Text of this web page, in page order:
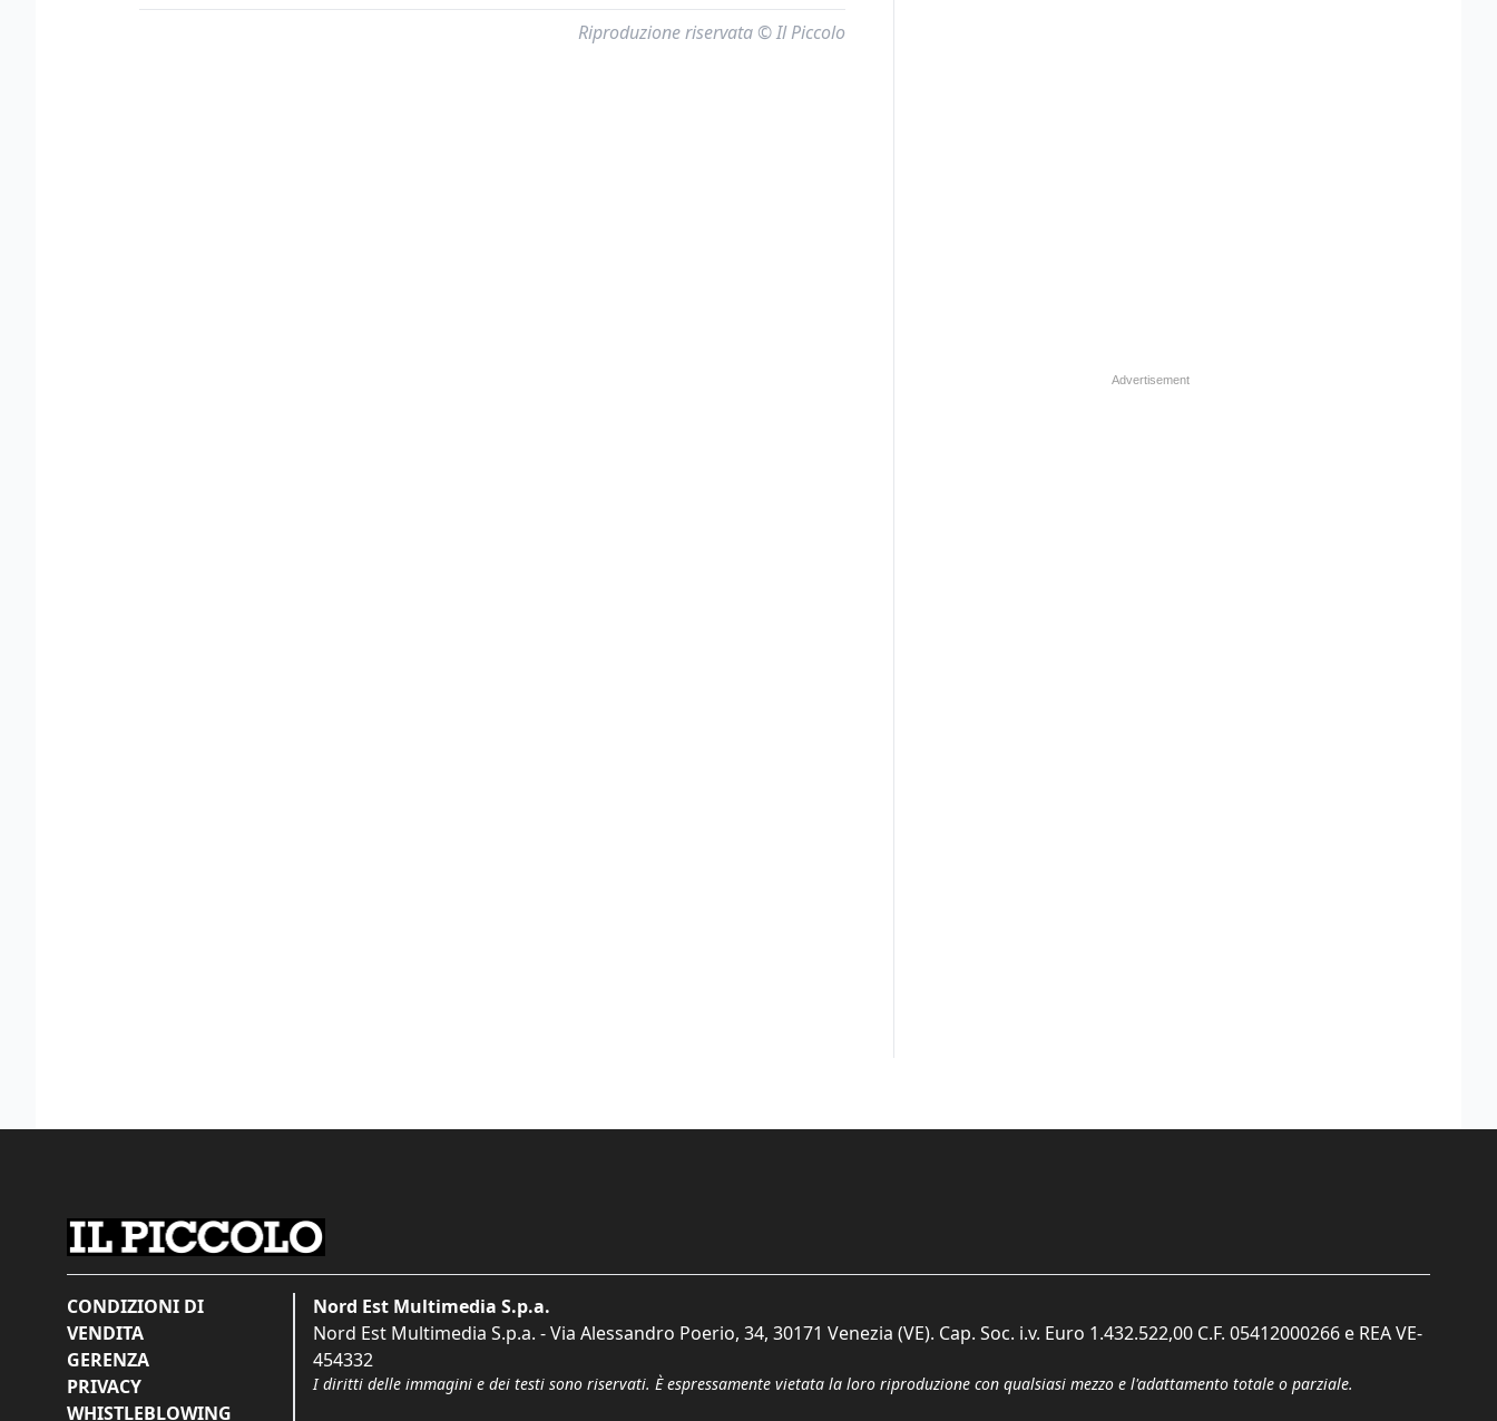
Riproduzione riservata © Il Piccolo
CONDIZIONI DI
VENDITA
GERENZA
PRIVACY
WHISTLEBLOWING
Nord Est Multimedia S.p.a.
Nord Est Multimedia S.p.a. - Via Alessandro Poerio, 34, 30171 Venezia (VE). Cap. Soc. i.v. Euro 1.432.522,00 C.F. 05412000266 e REA VE-
454332
I diritti delle immagini e dei testi sono riservati. È espressamente vietata la loro riproduzione con qualsiasi mezzo e l'adattamento totale o parziale.